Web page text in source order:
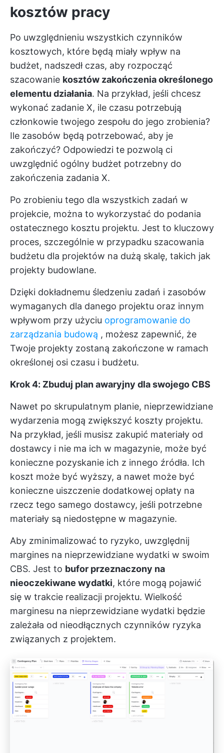
kosztów pracy
Po uwzględnieniu wszystkich czynników
kosztowych, które będą miały wpływ na
budżet, nadszedł czas, aby rozpocząć
szacowanie kosztów zakończenia określonego
elementu działania. Na przykład, jeśli chcesz
wykonać zadanie X, ile czasu potrzebują
członkowie twojego zespołu do jego zrobienia?
Ile zasobów będą potrzebować, aby je
zakończyć? Odpowiedzi te pozwolą ci
uwzględnić ogólny budżet potrzebny do
zakończenia zadania X.
Po zrobieniu tego dla wszystkich zadań w
projekcie, można to wykorzystać do podania
ostatecznego kosztu projektu. Jest to kluczowy
proces, szczególnie w przypadku szacowania
budżetu dla projektów na dużą skalę, takich jak
projekty budowlane.
Dzięki dokładnemu śledzeniu zadań i zasobów
wymaganych dla danego projektu oraz innym
wpływom przy użyciu oprogramowanie do
zarządzania budową , możesz zapewnić, że
Twoje projekty zostaną zakończone w ramach
określonej osi czasu i budżetu.
Krok 4: Zbuduj plan awaryjny dla swojego CBS
Nawet po skrupulatnym planie, nieprzewidziane
wydarzenia mogą zwiększyć koszty projektu.
Na przykład, jeśli musisz zakupić materiały od
dostawcy i nie ma ich w magazynie, może być
konieczne pozyskanie ich z innego źródła. Ich
koszt może być wyższy, a nawet może być
konieczne uiszczenie dodatkowej opłaty na
rzecz tego samego dostawcy, jeśli potrzebne
materiały są niedostępne w magazynie.
Aby zminimalizować to ryzyko, uwzględnij
margines na nieprzewidziane wydatki w swoim
CBS. Jest to bufor przeznaczony na
nieoczekiwane wydatki, które mogą pojawić
się w trakcie realizacji projektu. Wielkość
marginesu na nieprzewidziane wydatki będzie
zależała od nieodłącznych czynników ryzyka
związanych z projektem.